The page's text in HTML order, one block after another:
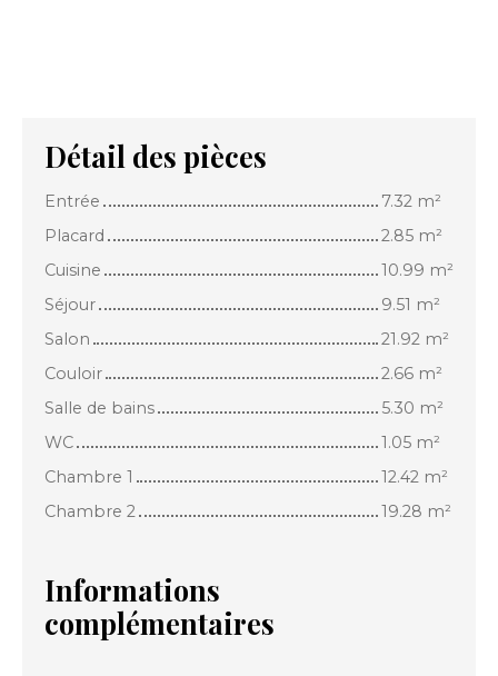
Détail des pièces
Entrée
7.32 m²
Placard
2.85 m²
Cuisine
10.99 m²
Séjour
9.51 m²
Salon
21.92 m²
Couloir
2.66 m²
Salle de bains
5.30 m²
WC
1.05 m²
Chambre 1
12.42 m²
Chambre 2
19.28 m²
Informations
complémentaires